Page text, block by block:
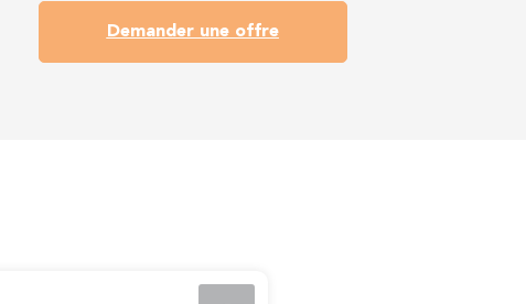
Demander une offre